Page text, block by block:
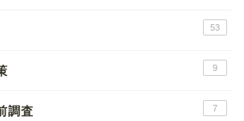
53
9
調査 7